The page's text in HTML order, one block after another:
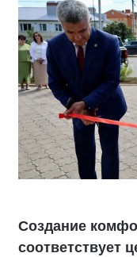
Создание
соответствует